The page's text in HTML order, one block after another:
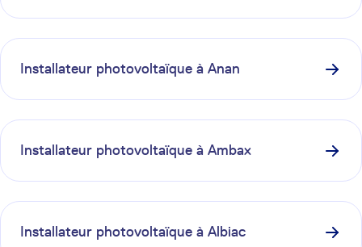
Installateur photovoltaïque à Anan
Installateur photovoltaïque à Ambax
Installateur photovoltaïque à Albiac